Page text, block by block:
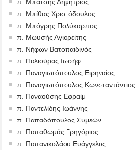
π. Μπάτσης Δημήτριος
π. Μπίθας Χριστόδουλος
π. Μπόγρης Πολύκαρπος
π. Μωυσής Αγιορείτης
π. Νήφων Βατοπαιδινός
π. Παλιούρας Ιωσήφ
π. Παναγιωτόπουλος Ειρηναίος
π. Παναγιωτόπουλος Κωνσταντάντιος
π. Παναούσης Εφραίμ
π. Παντελίδης Ιωάννης
π. Παπαδόπουλος Συμεών
π. Παπαθωμάς Γρηγόριος
π. Παπανικολάου Ευάγγελος